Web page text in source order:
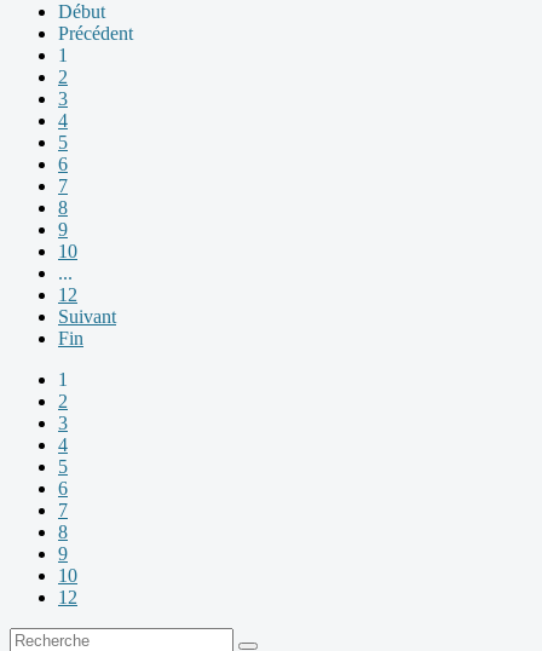
Début
Précédent
1
2
3
4
5
6
7
8
9
10
...
12
Suivant
Fin
1
2
3
4
5
6
7
8
9
10
12